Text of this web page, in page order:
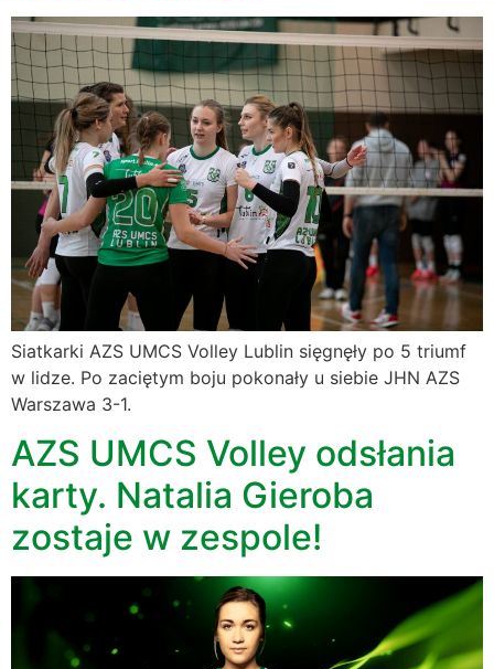
Siatkarki AZS UMCS Volley Lublin sięgnęły po 5 triumf
w lidze. Po zaciętym boju pokonały u siebie JHN AZS
Warszawa 3-1.
AZS UMCS Volley odsłania
karty. Natalia Gieroba
zostaje w zespole!